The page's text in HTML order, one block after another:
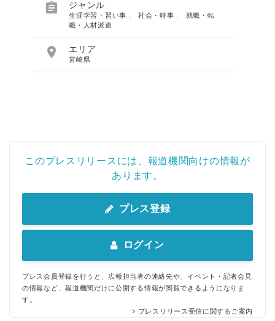
 ジャンル
生涯学習・習い事 、社会・時事
就職・転
職・人材派遣
 エリア
宮崎県
このプレスリリースには、報道機関向けの情報が
あります。
プレス登録
ログイン
プレス会員登録を行うと、広報担当者の連絡先や、イベント・記者会見
の情報など、報道機関だけに公開する情報が閲覧できるようになりま
す。
プレスリリース受信に関するご案内